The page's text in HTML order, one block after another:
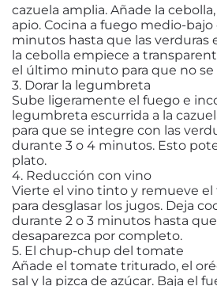
cazuela amplia. Añade la
apio. Cocina a fuego medio-
minutos hasta que las verduras
la cebolla empiece a
el último minuto para que no
3. Dorar la legumbreta
Sube ligeramente el fuego e
legumbreta escurrida a la
para que se integre con las
durante 3 o 4 minutos. Esto
plato.
4. Reducción con vino
Vierte el vino tinto y remueve el
para desglasar los jugos. Deja
durante 2 o 3 minutos hasta
desaparezca por completo.
5. El chup-chup del tomate
Añade el tomate triturado, el
sal y la pizca de azúcar. Baja el